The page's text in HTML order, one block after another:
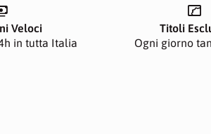
Veloci
in tutta Italia
manga
Titoli
Ogni giorno